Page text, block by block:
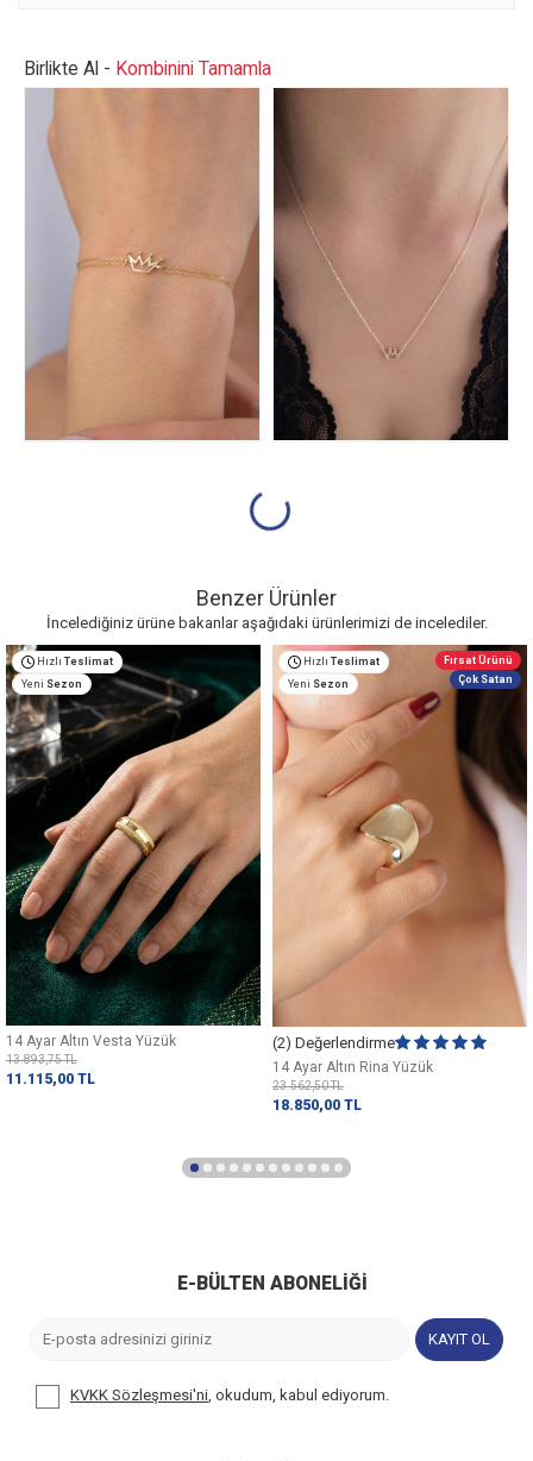
Birlikte Al - Kombinini Tamamla
Benzer Ürünler
İncelediğiniz ürüne bakanlar aşağıdaki ürünlerimizi de incelediler.
Hızlı Teslimat
Yeni Sezon
14 Ayar Altın Vesta Yüzük
13.893,75TL
11.115,00 TL
Hızlı Teslimat
Yeni Sezon
Fırsat Ürünü
Çok Satan
(2) Değerlendirme
14 Ayar Altın Rina Yüzük
23.562,50TL
18.850,00 TL
E-BÜLTEN ABONELIĞI
KAYIT OL
KVKK Sözleşmesi'ni , okudum, kabul ediyorum.